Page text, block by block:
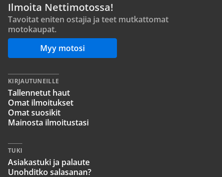
Ilmoita Nettimotossa!
Tavoitat eniten ostajia ja teet mutkattomat
motokaupat.
Myy motosi
KIRJAUTUNEILLE
Tallennetut haut
Omat ilmoitukset
Omat suosikit
Mainosta ilmoitustasi
TUKI
Asiakastuki ja palaute
Unohditko salasanan?